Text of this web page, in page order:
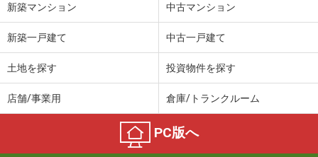
新築マンション 中古マンション
新築一戸建て 中古一戸建て
土地を探す 投資物件を探す
店舗/事業用 倉庫/トランクルーム
PC版へ